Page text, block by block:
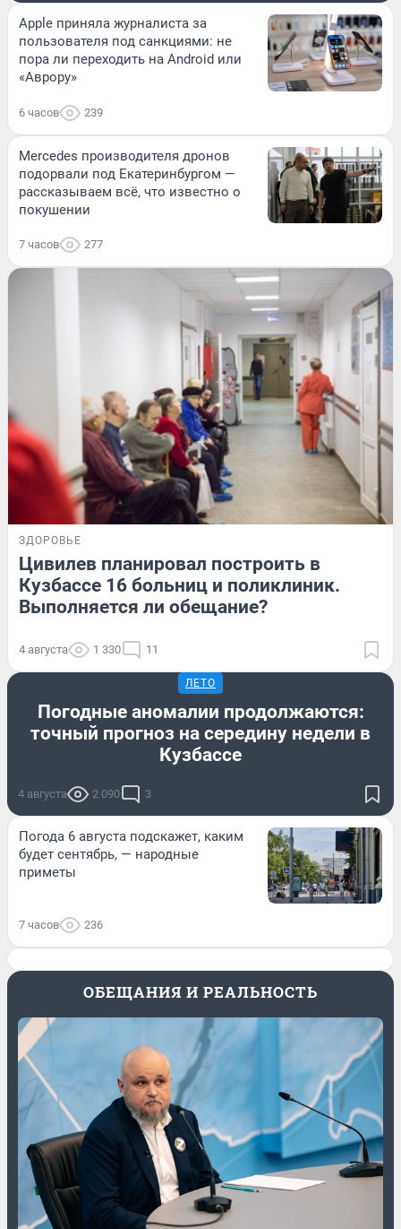
Apple приняла журналиста за
пользователя под санкциями: не
пора ли переходить на Android или
«Аврору»
6 часов 239
Mercedes производителя дронов
подорвали под Екатеринбургом —
рассказываем всё, что известно о
покушении
7 часов 277
ЗДОРОВЬЕ
Цивилев планировал построить в
Кузбассе 16 больниц и поликлиник.
Выполняется ли обещание?
4 августа 1 330 11
ЛЕТО
Погодные аномалии продолжаются:
точный прогноз на середину недели в
Кузбассе
4 августа 2 090 3
Погода 6 августа подскажет, каким
будет сентябрь, — народные
приметы
7 часов 236
ОБЕЩАНИЯ И РЕАЛЬНОСТЬ